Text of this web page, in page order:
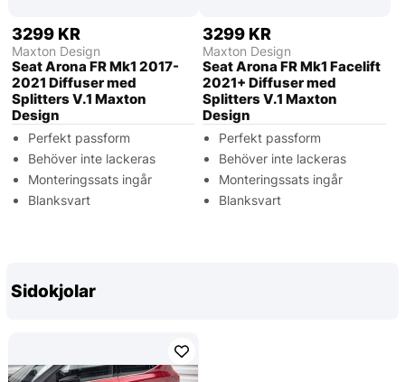
3299 KR
Maxton Design
Seat Arona FR Mk1 2017-
2021 Diffuser med
Splitters V.1 Maxton
Design
Perfekt passform
Behöver inte lackeras
Monteringssats ingår
Blanksvart
3299 KR
Maxton Design
Seat Arona FR Mk1 Facelift
2021+ Diffuser med
Splitters V.1 Maxton
Design
Perfekt passform
Behöver inte lackeras
Monteringssats ingår
Blanksvart
Sidokjolar